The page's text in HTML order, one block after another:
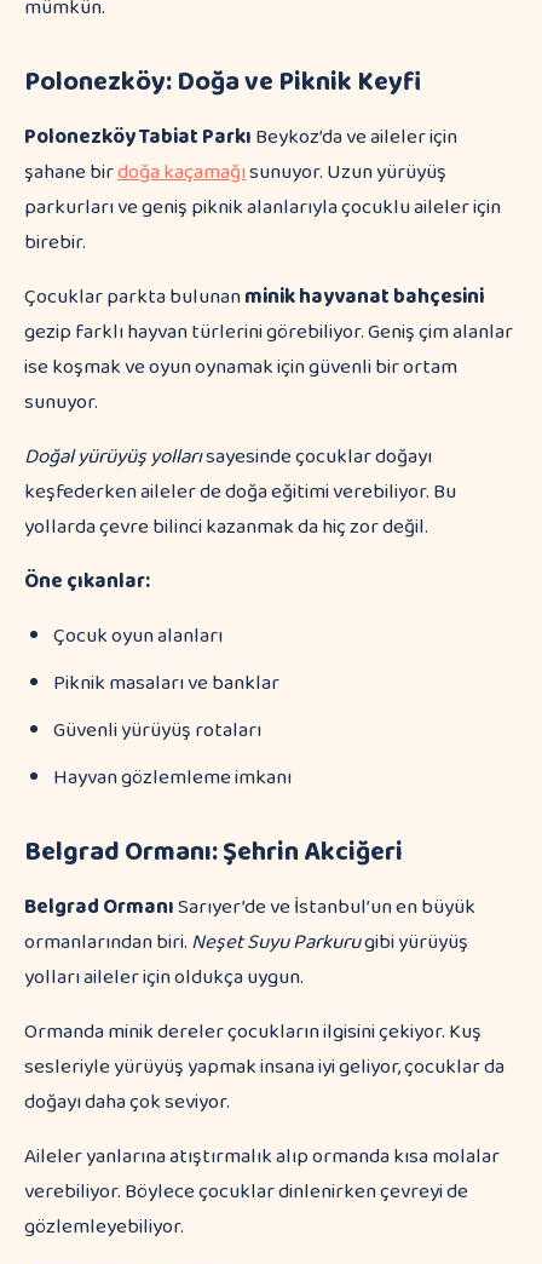
mümkün.
Polonezköy: Doğa ve Piknik Keyfi
Polonezköy Tabiat ParkıBeykoz’da ve aileler için
şahane birdoğa kaçamağısunuyor. Uzun yürüyüş
parkurları ve geniş piknik alanlarıyla çocuklu aileler için
birebir.
Çocuklar parkta bulunanminik hayvanat bahçesini
gezip farklı hayvan türlerini görebiliyor. Geniş çim alanlar
ise koşmak ve oyun oynamak için güvenli bir ortam
sunuyor.
Doğal yürüyüş yollarısayesinde çocuklar doğayı
keşfederken aileler de doğa eğitimi verebiliyor. Bu
yollarda çevre bilinci kazanmak da hiç zor değil.
Öne çıkanlar:
Çocuk oyun alanları
Piknik masaları ve banklar
Güvenli yürüyüş rotaları
Hayvan gözlemleme imkanı
Belgrad Ormanı: Şehrin Akciğeri
Belgrad OrmanıSarıyer’de ve İstanbul’un en büyük
ormanlarından biri.Neşet Suyu Parkurugibi yürüyüş
yolları aileler için oldukça uygun.
Ormanda minik dereler çocukların ilgisini çekiyor. Kuş
sesleriyle yürüyüş yapmak insana iyi geliyor, çocuklar da
doğayı daha çok seviyor.
Aileler yanlarına atıştırmalık alıp ormanda kısa molalar
verebiliyor. Böylece çocuklar dinlenirken çevreyi de
gözlemleyebiliyor.